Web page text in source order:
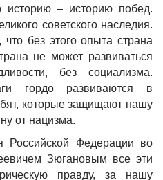
историю – историю побед.
советского наследия.
без этого опыта страна
не может развиваться
без социализма.
гордо развиваются в
которые защищают нашу
от нацизма.
Российской Федерации во
Зюгановым все эти
правду, за нашу